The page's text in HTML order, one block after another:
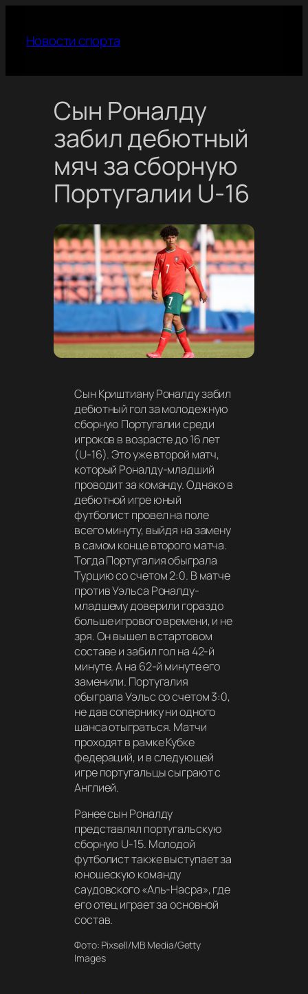
содержимому
Новости спорта
Сын Роналду
забил дебютный
мяч за сборную
Португалии U-16
Сын Криштиану Роналду забил
дебютный гол за молодежную
сборную Португалии среди
игроков в возрасте до 16 лет
(U-16). Это уже второй матч,
который Роналду-младший
проводит за команду. Однако в
дебютной игре юный
футболист провел на поле
всего минуту, выйдя на замену
в самом конце второго матча.
Тогда Португалия обыграла
Турцию со счетом 2:0. В матче
против Уэльса Роналду-
младшему доверили гораздо
больше игрового времени, и не
зря. Он вышел в стартовом
составе и забил гол на 42-й
минуте. А на 62-й минуте его
заменили. Португалия
обыграла Уэльс со счетом 3:0,
не дав сопернику ни одного
шанса отыграться. Матчи
проходят в рамке Кубке
федераций, и в следующей
игре португальцы сыграют с
Англией.
Ранее сын Роналду
представлял португальскую
сборную U-15. Молодой
футболист также выступает за
юношескую команду
саудовского «Аль-Насра», где
его отец играет за основной
состав.
Фото: Pixsell/MB Media/Getty
Images